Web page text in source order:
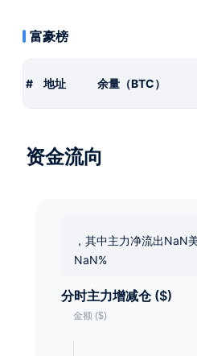
富豪榜
# 地址 余量（BTC）
资金流向
，其中主力净流出NaN
NaN%
分时主力增减仓 ($)